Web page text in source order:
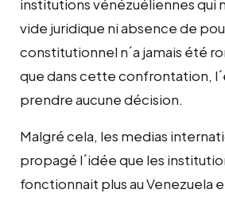
institutions vénézuéliennes qui
vide juridique ni absence de
constitutionnel n´a jamais été
que dans cette confrontation,
prendre aucune décision.
Malgré cela, les medias
propagé l´idée que les
fonctionnait plus au Venezuela